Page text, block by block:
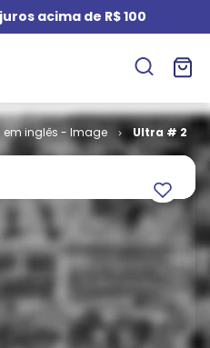
acima de R$ 100
em inglês - Image Ultra # 2